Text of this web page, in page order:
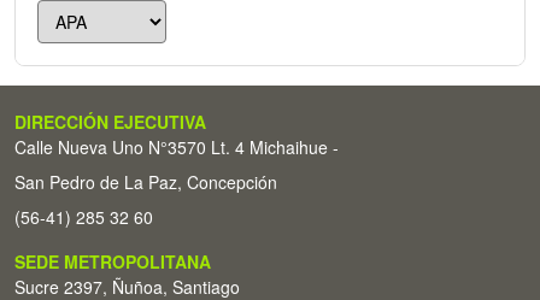
DIRECCIÓN EJECUTIVA
Calle Nueva Uno N°3570 Lt. 4 Michaihue -
San Pedro de La Paz, Concepción
(56-41) 285 32 60
SEDE METROPOLITANA
Sucre 2397, Ñuñoa, Santiago